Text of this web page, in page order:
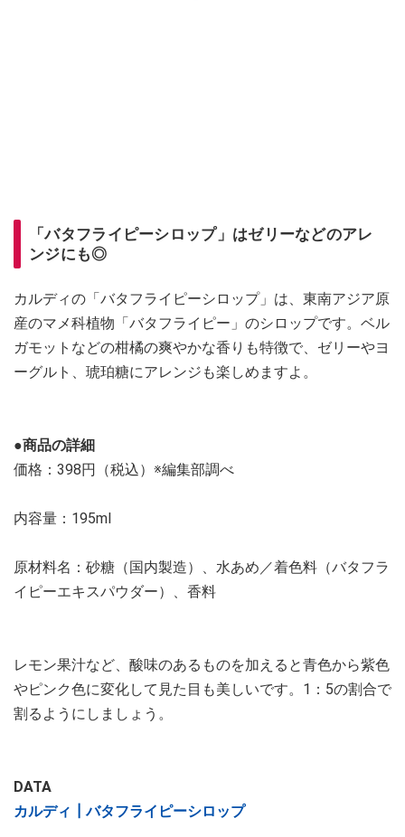
「バタフライピーシロップ」はゼリーなどのアレ
ンジにも◎
カルディの「バタフライピーシロップ」は、東南アジア原
産のマメ科植物「バタフライピー」のシロップです。ベル
ガモットなどの柑橘の爽やかな香りも特徴で、ゼリーやヨ
ーグルト、琥珀糖にアレンジも楽しめますよ。
●商品の詳細
価格：398円（税込）※編集部調べ
内容量：195ml
原材料名：砂糖（国内製造）、水あめ／着色料（バタフラ
イピーエキスパウダー）、香料
レモン果汁など、酸味のあるものを加えると青色から紫色
やピンク色に変化して見た目も美しいです。1：5の割合で
割るようにしましょう。
DATA
カルディ┃バタフライピーシロップ